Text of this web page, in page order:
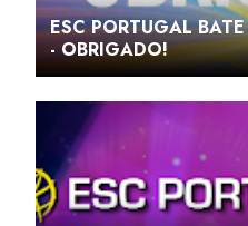
ESC PORTUGAL
- OBRIGADO!